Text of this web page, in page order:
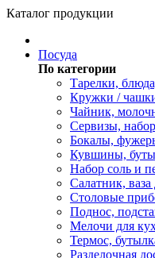
Каталог продукции
Посуда
По категории
Тарелки,
Кружки /
Чайник,
Сервизы,
Бокалы,
Кувшины,
Набор соль и
Салатник, ваза
Столовые
Поднос,
Мелочи для
Термос,
Разделочная